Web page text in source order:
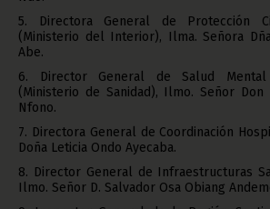
5. Directora General de Protección
(Ministerio del Interior), Ilma. Señora
Abe.
6. Director General de Salud Mental
(Ministerio de Sanidad), Ilmo. Señor Don
Nfono.
7. Directora General de Coordinación
Doña Leticia Ondo Ayecaba.
8. Director General de Infraestructuras
Ilmo. Señor D. Salvador Osa Obiang